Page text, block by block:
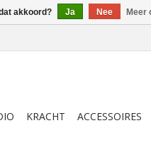
KRACHT
ACCESSOIRES
akkoord? Ja Nee Meer